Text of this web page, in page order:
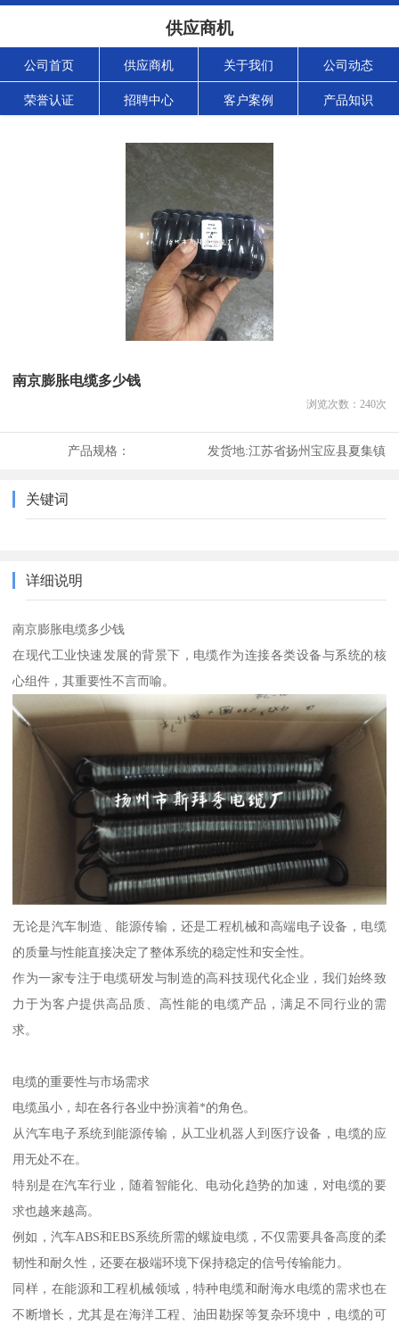
供应商机
公司首页 供应商机 关于我们 公司动态
荣誉认证 招聘中心 客户案例 产品知识
南京膨胀电缆多少钱
浏览次数： 240次
产品规格： 发货地:江苏省扬州宝应县夏集镇
关键词
详细说明
南京膨胀电缆多少钱
在现代工业快速发展的背景下，电缆作为连接各类设备与系统的核
心组件，其重要性不言而喻。
无论是汽车制造、能源传输，还是工程机械和高端电子设备，电缆
的质量与性能直接决定了整体系统的稳定性和安全性。
作为一家专注于电缆研发与制造的高科技现代化企业，我们始终致
力于为客户提供高品质、高性能的电缆产品，满足不同行业的需
求。
电缆的重要性与市场需求
电缆虽小，却在各行各业中扮演着*的角色。
从汽车电子系统到能源传输，从工业机器人到医疗设备，电缆的应
用无处不在。
特别是在汽车行业，随着智能化、电动化趋势的加速，对电缆的要
求也越来越高。
例如，汽车ABS和EBS系统所需的螺旋电缆，不仅需要具备高度的柔
韧性和耐久性，还要在极端环境下保持稳定的信号传输能力。
同样，在能源和工程机械领域，特种电缆和耐海水电缆的需求也在
不断增长，尤其是在海洋工程、油田勘探等复杂环境中，电缆的可